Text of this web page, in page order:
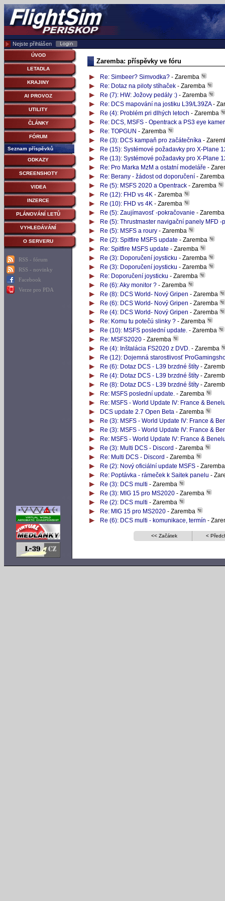
Nejste přihlášen
ÚVOD
LETADLA
KRAJINY
AI PROVOZ
UTILITY
ČLÁNKY
FÓRUM
Seznam příspěvků
ODKAZY
SCREENSHOTY
VIDEA
INZERCE
PLÁNOVÁNÍ LETŮ
VYHLEDÁVÁNÍ
O SERVERU
RSS - fórum
RSS - novinky
Facebook
Verze pro PDA
Zaremba: příspěvky ve fóru
Re: Simbeer? Simvodka?- Zaremba
Re: Dotaz na piloty stíhaček- Zaremba
Re (7): HW: Jožovy pedály :)- Zaremba
Re: DCS mapování na jostiku L39/L39ZA-
Re (4): Problém pri dlhých letoch - Zaremba
Re: DCS, MSFS - Opentrack a PS3 eye
Re: TOPGUN - Zaremba
Re (3): DCS kampaň pro začátečníka-
Re (15): Systémové požadavky pro X-Plane
Re (13): Systémové požadavky pro X-Plane
Re: Pro Marka MzM a ostatní modeláře -
Re: Berany - žádost od doporučení-
Re (5): MSFS 2020 a Opentrack- Zaremba
Re (12): FHD vs 4K- Zaremba
Re (10): FHD vs 4K- Zaremba
Re (5): Zaujímavosť -pokračovanie -
Re (5): Thrustmaster navigační panely MFD
Re (5): MSFS a roury- Zaremba
Re (2): Spitfire MSFS update - Zaremba
Re: Spitfire MSFS update - Zaremba
Re (3): Doporučení joysticku - Zaremba
Re (3): Doporučení joysticku - Zaremba
Re: Doporučení joysticku - Zaremba
Re (6): Aky monitor ?- Zaremba
Re (8): DCS World- Nový Gripen - Zaremba
Re (6): DCS World- Nový Gripen - Zaremba
Re (4): DCS World- Nový Gripen - Zaremba
Re: Komu tu potečú slinky ?- Zaremba
Re (10): MSFS poslední update.- Zaremba
Re: MSFS2020- Zaremba
Re (4): Inštalácia FS2020 z DVD. - Zaremba
Re (12): Dojemná starostlivosť
Re (6): Dotaz DCS - L39 brzdné štíty-
Re (4): Dotaz DCS - L39 brzdné štíty-
Re (8): Dotaz DCS - L39 brzdné štíty-
Re: MSFS poslední update.- Zaremba
Re: MSFS - World Update IV: France &
DCS update 2.7 Open Beta- Zaremba
Re (3): MSFS - World Update IV: France &
Re (3): MSFS - World Update IV: France &
Re: MSFS - World Update IV: France &
Re (3): Multi DCS - Discord - Zaremba
Re: Multi DCS - Discord - Zaremba
Re (2): Nový oficiální update MSFS-
Re: Poptávka - rámeček k Saitek panelu -
Re (3): DCS multi - Zaremba
Re (3): MIG 15 pro MS2020- Zaremba
Re (2): DCS multi - Zaremba
Re: MIG 15 pro MS2020- Zaremba
Re (6): DCS multi - komunikace, termín -
<< Začátek <